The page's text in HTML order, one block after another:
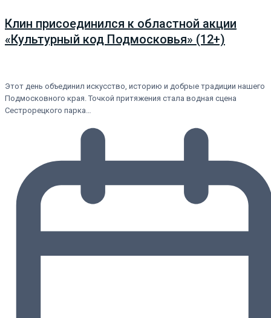
Клин присоединился к областной акции
«Культурный код Подмосковья» (12+)
Этот день объединил искусство, историю и добрые традиции нашего
Подмосковного края. Точкой притяжения стала водная сцена
Сестрорецкого парка…